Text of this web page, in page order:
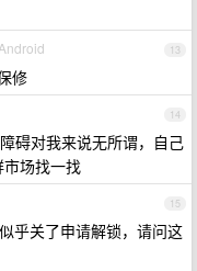
13
修
14
碍对我来说无所谓，自己
场找一找
15
乎关了申请解锁，请问这